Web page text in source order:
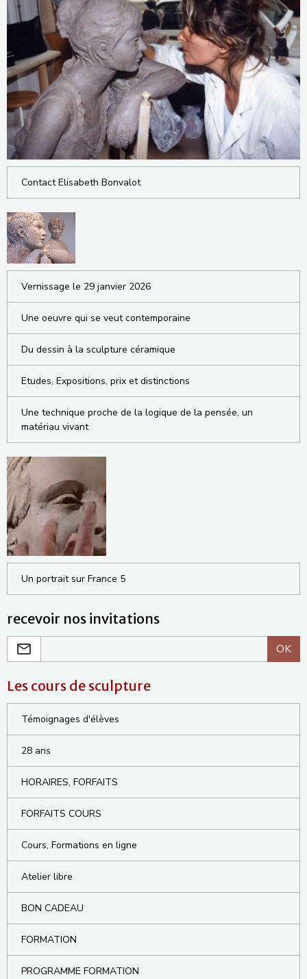
Contact Elisabeth Bonvalot
Vernissage le 29 janvier 2026
Une oeuvre qui se veut contemporaine
Du dessin à la sculpture céramique
Etudes, Expositions, prix et distinctions
Une technique proche de la logique de la pensée, un
matériau vivant
Un portrait sur France 5
recevoir nos invitations
OK
Les cours de sculpture
Témoignages d'élèves
28 ans
HORAIRES, FORFAITS
FORFAITS COURS
Cours, Formations en ligne
Atelier libre
BON CADEAU
FORMATION
PROGRAMME FORMATION